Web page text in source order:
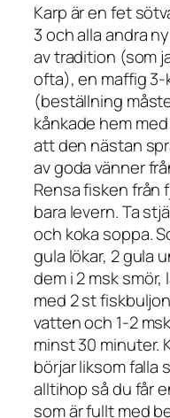
Karp är en fet
3 och alla andra
av tradition (som
ofta), en maffig 3-
(beställning
kånkade hem
att den nästan
av goda vänner
Rensa fisken från
bara levern. Ta
och koka soppa.
gula lökar, 2 gula
dem i 2 msk
med 2 st
vatten och 1-2
minst 30 minuter.
börjar liksom falla
alltihop så du får
som är fullt med